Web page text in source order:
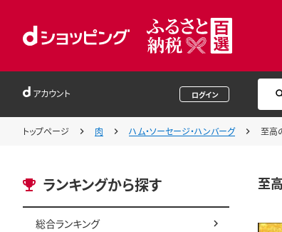
アカウント ログイン
トップページ 肉 ハム・ソーセージ・ハンバーグ 至高
ランキングから探す
総合ランキング
至